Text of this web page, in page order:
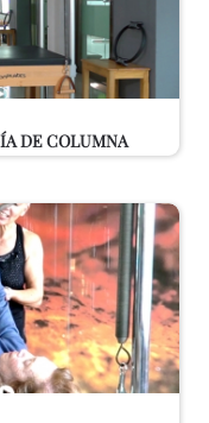
DE COLUMNA